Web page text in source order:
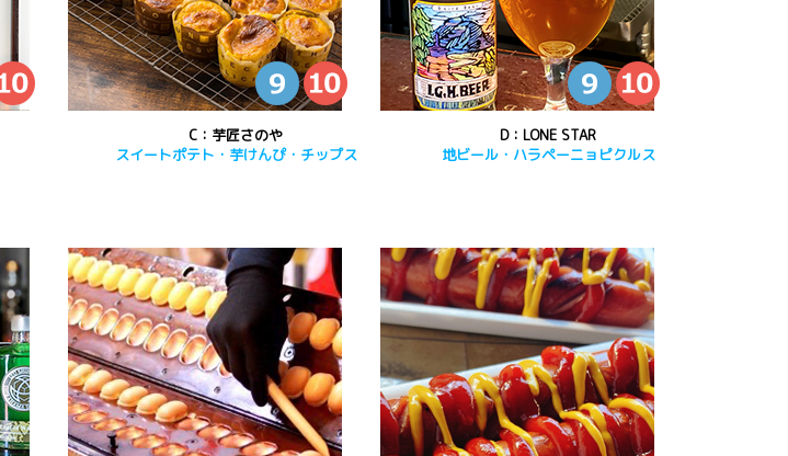
C：芋匠さのや
スイートポテト・芋けんぴ・チップス
D：LONE STAR
地ビール・ハラペーニョピクルス